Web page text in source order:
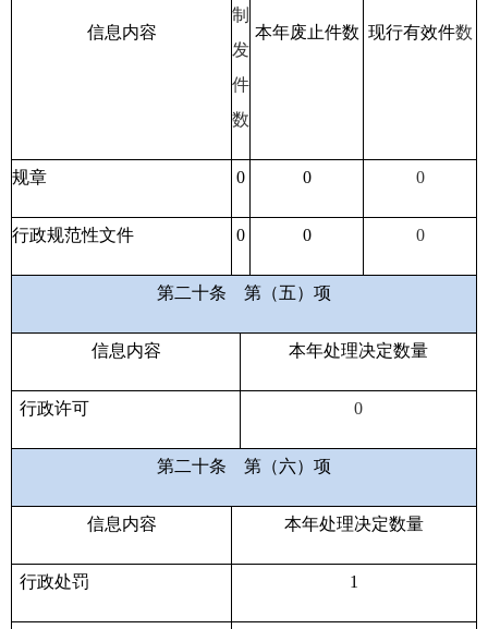
信息内容
制
发
件
数
本年废止件数 现行有效件数
规章 0 0 0
行政规范性文件 0 0 0
第二十条 第（五）项
信息内容 本年处理决定数量
行政许可 0
第二十条 第（六）项
信息内容 本年处理决定数量
行政处罚 1